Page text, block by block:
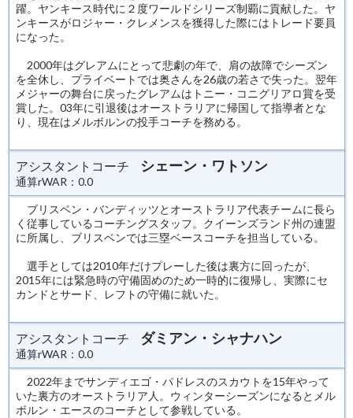
躍。ヤンキース時代に２度ワールドシリーズ制覇に貢献した。ヤ
ンキースがロジャー・クレメンスを獲得した際にはトレード要員
になった。
2000年はグレアムにとって悲劇の年で、肩の故障でシーズン
を全休し、プライベートでは奥さんを26歳の若さで失った。翌年
メジャーの舞台に戻ったグレアムはトニー・コニグリアロ賞を受
賞した。03年に引退後はオーストラリアに帰国して指導者とな
り、現在はメルボルンの投手コーチを務める。
アシスタントコーチ シェーン・ワトソン
通算rWAR：0.0
ブリスベン・バンディッツとオーストラリア代表チームに長ら
く従事しているコーチングスタッフ。クイーンズランド州の連盟
に所属し、ブリスベンでは三塁ベースコーチを担当している。
選手としては2010年だけプレーした後は裏方に回ったが、
2015年には緊急時の守備固めのため一時的に復帰し、実際にセ
カンドとサード、レフトの守備に就いた。
アシスタントコーチ ダミアン・シャナハン
通算rWAR：0.0
2022年までサンディエゴ・パドレスのスカウトを15年やって
いた裏方のオーストラリア人。ウィンターシーズンになるとメル
ボルン・エースのコーチとして参戦している。